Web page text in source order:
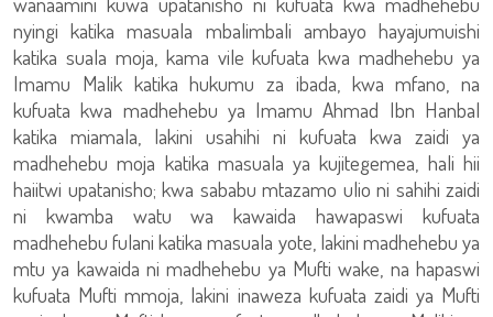
nyingi katika masuala mbalimbali ambayo hayajumuishi
katika suala moja, kama vile kufuata kwa madhehebu ya
Imamu Malik katika hukumu za ibada, kwa mfano, na
kufuata kwa madhehebu ya Imamu Ahmad Ibn Hanbal
katika miamala, lakini usahihi ni kufuata kwa zaidi ya
madhehebu moja katika masuala ya kujitegemea, hali hii
haiitwi upatanisho; kwa sababu mtazamo ulio ni sahihi zaidi
ni kwamba watu wa kawaida hawapaswi kufuata
madhehebu fulani katika masuala yote, lakini madhehebu ya
mtu ya kawaida ni madhehebu ya Mufti wake, na hapaswi
kufuata Mufti mmoja, lakini inaweza kufuata zaidi ya Mufti